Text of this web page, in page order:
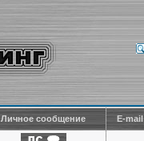
Личное сообщение E-